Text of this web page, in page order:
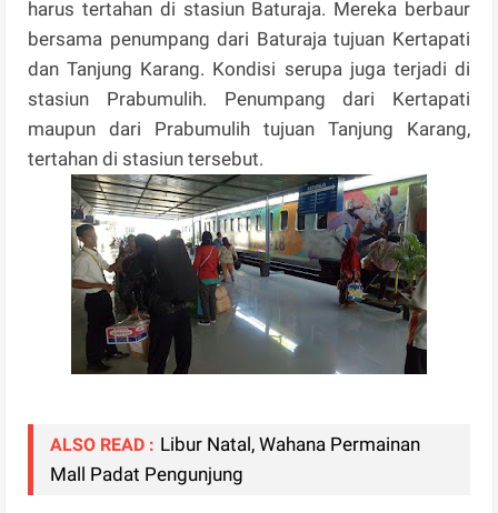
harus tertahan di stasiun Baturaja. Mereka berbaur
bersama penumpang dari Baturaja tujuan Kertapati
dan Tanjung Karang. Kondisi serupa juga terjadi di
stasiun Prabumulih. Penumpang dari Kertapati
maupun dari Prabumulih tujuan Tanjung Karang,
tertahan di stasiun tersebut.
ALSO READ : Libur Natal, Wahana Permainan
Mall Padat Pengunjung